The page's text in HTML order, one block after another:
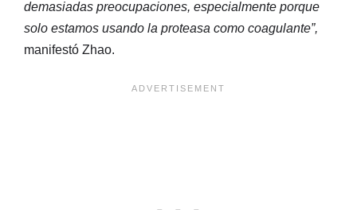
demasiadas preocupaciones, especialmente porque
solo estamos usando la proteasa como coagulante”,
manifestó Zhao.